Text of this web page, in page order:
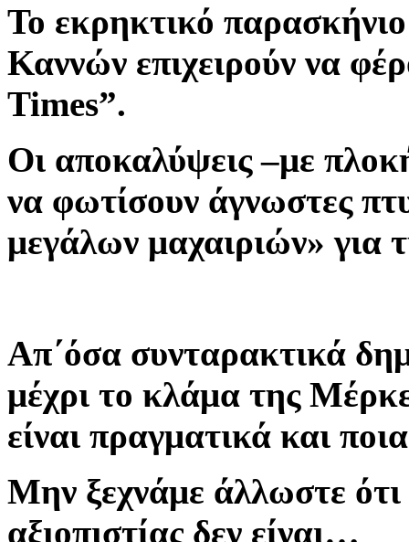
Το εκρηκτικό
Καννών επιχειρούν να
Times”.
Οι αποκαλύψεις –με
να φωτίσουν άγνωστες
μεγάλων μαχαιριών»
Απ΄όσα συνταρακτικά
μέχρι το κλάμα της
είναι πραγματικά και
Μην ξεχνάμε άλλωστε ότι
αξιοπιστίας δεν είναι…